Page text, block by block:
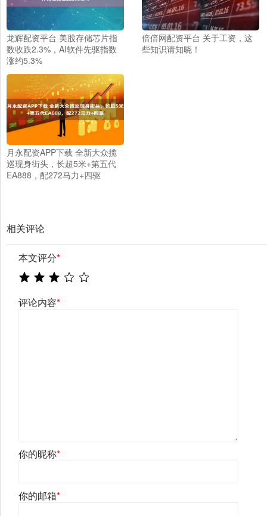
龙辉配资平台 美股存储芯片指
数收跌2.3%，AI软件先驱指数
涨约5.3%
倍倍网配资平台 关于工资，这
些知识请知晓！
月永配资APP下载 全新大众揽
巡现身街头，长超5米+第五代
EA888，配272马力+四驱
相关评论
本文评分*
评论内容*
你的昵称*
你的邮箱*